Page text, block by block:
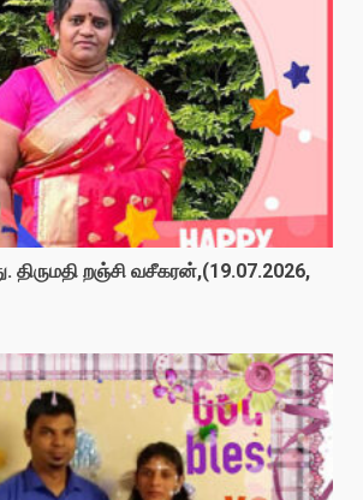
திருமதி றஞ்சி வசீகரன்,(19.07.2026,